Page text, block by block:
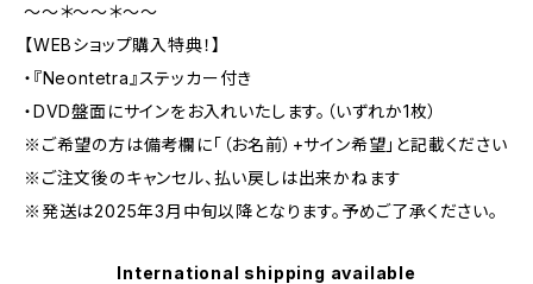
～～＊～～＊～～
【WEBショップ購入特典！】
・『Neontetra』ステッカー付き
・DVD盤面にサインをお入れいたします。（いずれか1枚）
※ご希望の方は備考欄に「（お名前）+サイン希望」と記載ください
※ご注文後のキャンセル、払い戻しは出来かねます
※発送は2025年3月中旬以降となります。予めご了承ください。
International shipping available